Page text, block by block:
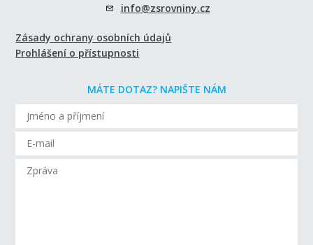
info@zsrovniny.cz
Zásady ochrany osobních údajů
Prohlášení o přístupnosti
MÁTE DOTAZ? NAPIŠTE NÁM